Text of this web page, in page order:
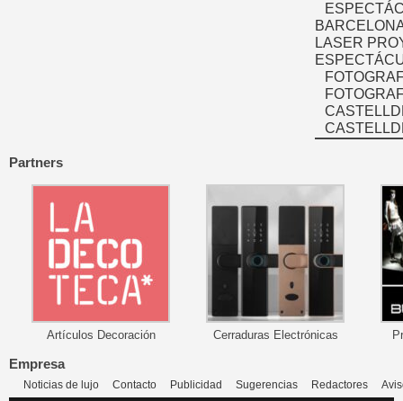
LASER
Partners
Artículos Decoración Cerraduras Electrónicas
Empresa
Noticias de lujo Contacto Publicidad Sugerencias Redactores